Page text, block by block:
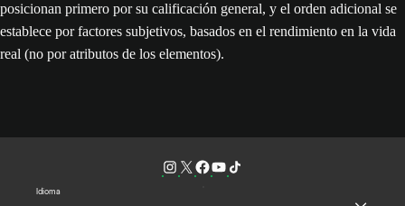
posicionan primero por su calificación general, y el orden adicional se
establece por factores subjetivos, basados en el rendimiento en la vida
real (no por atributos de los elementos).
Idioma